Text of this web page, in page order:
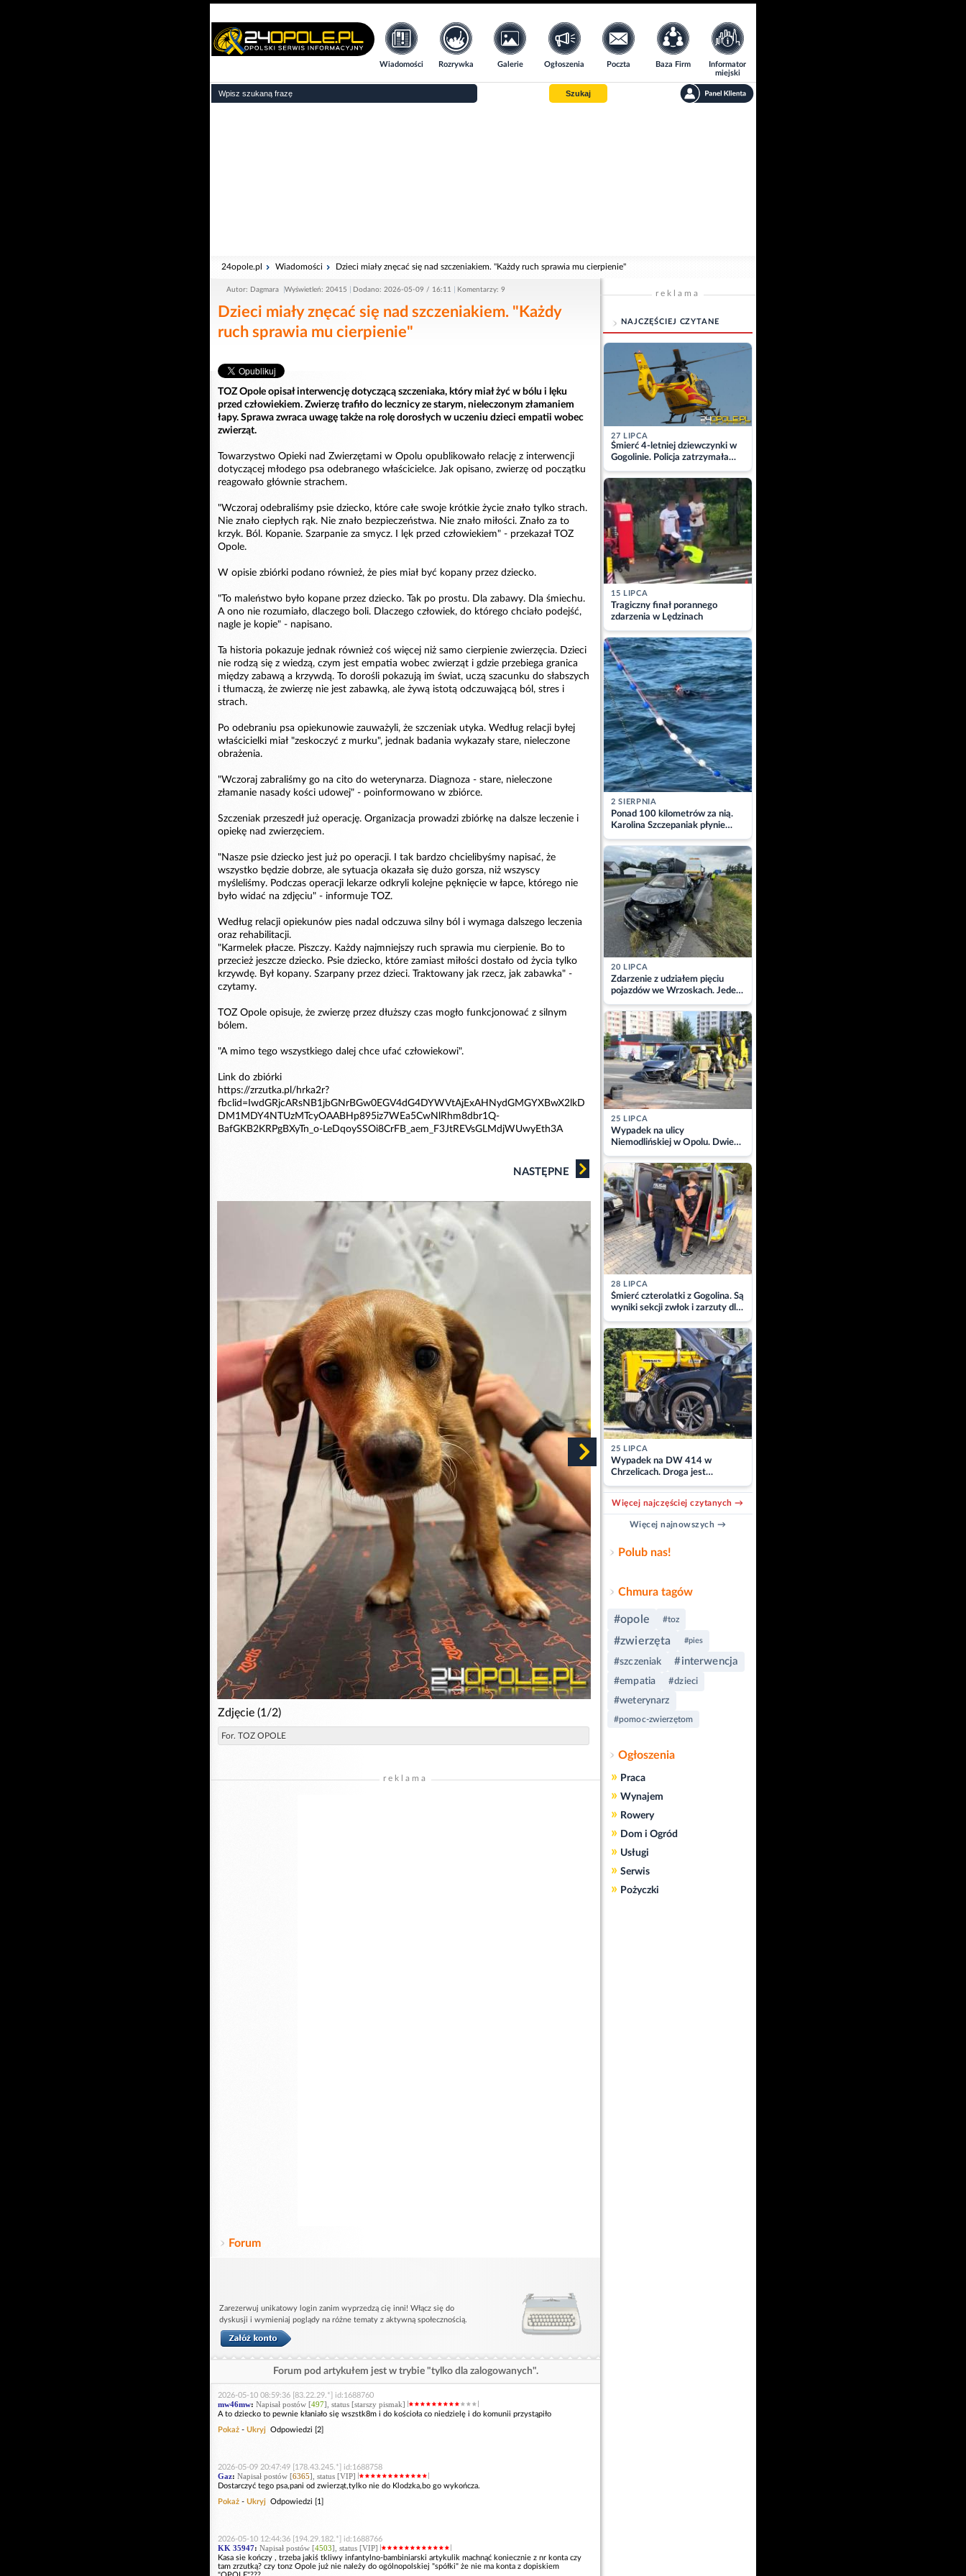
Wiadomości Rozrywka Galerie Ogłoszenia Poczta Baza Firm
Informator
miejski
Szukaj
24opole.pl Wiadomości Dzieci miały znęcać się nad szczeniakiem. "Każdy ruch sprawia mu cierpienie"
Autor: Dagmara Wyświetleń: 20415 Dodano: 2026-05-09 / 16:11 Komentarzy: 9
Dzieci miały znęcać się nad szczeniakiem. "Każdy
ruch sprawia mu cierpienie"
TOZ Opole opisał interwencję dotyczącą szczeniaka, który miał żyć w bólu i lęku
przed człowiekiem. Zwierzę trafiło do lecznicy ze starym, nieleczonym złamaniem
łapy. Sprawa zwraca uwagę także na rolę dorosłych w uczeniu dzieci empatii wobec
zwierząt.
Towarzystwo Opieki nad Zwierzętami w Opolu opublikowało relację z interwencji
dotyczącej młodego psa odebranego właścicielce. Jak opisano, zwierzę od początku
reagowało głównie strachem.
"Wczoraj odebraliśmy psie dziecko, które całe swoje krótkie życie znało tylko strach.
Nie znało ciepłych rąk. Nie znało bezpieczeństwa. Nie znało miłości. Znało za to
krzyk. Ból. Kopanie. Szarpanie za smycz. I lęk przed człowiekiem" - przekazał TOZ
Opole.
W opisie zbiórki podano również, że pies miał być kopany przez dziecko.
"To maleństwo było kopane przez dziecko. Tak po prostu. Dla zabawy. Dla śmiechu.
A ono nie rozumiało, dlaczego boli. Dlaczego człowiek, do którego chciało podejść,
nagle je kopie" - napisano.
Ta historia pokazuje jednak również coś więcej niż samo cierpienie zwierzęcia. Dzieci
nie rodzą się z wiedzą, czym jest empatia wobec zwierząt i gdzie przebiega granica
między zabawą a krzywdą. To dorośli pokazują im świat, uczą szacunku do słabszych
i tłumaczą, że zwierzę nie jest zabawką, ale żywą istotą odczuwającą ból, stres i
strach.
Po odebraniu psa opiekunowie zauważyli, że szczeniak utyka. Według relacji byłej
właścicielki miał "zeskoczyć z murku", jednak badania wykazały stare, nieleczone
obrażenia.
"Wczoraj zabraliśmy go na cito do weterynarza. Diagnoza - stare, nieleczone
złamanie nasady kości udowej" - poinformowano w zbiórce.
Szczeniak przeszedł już operację. Organizacja prowadzi zbiórkę na dalsze leczenie i
opiekę nad zwierzęciem.
"Nasze psie dziecko jest już po operacji. I tak bardzo chcielibyśmy napisać, że
wszystko będzie dobrze, ale sytuacja okazała się dużo gorsza, niż wszyscy
myśleliśmy. Podczas operacji lekarze odkryli kolejne pęknięcie w łapce, którego nie
było widać na zdjęciu" - informuje TOZ.
Według relacji opiekunów pies nadal odczuwa silny ból i wymaga dalszego leczenia
oraz rehabilitacji.
"Karmelek płacze. Piszczy. Każdy najmniejszy ruch sprawia mu cierpienie. Bo to
przecież jeszcze dziecko. Psie dziecko, które zamiast miłości dostało od życia tylko
krzywdę. Był kopany. Szarpany przez dzieci. Traktowany jak rzecz, jak zabawka" -
czytamy.
TOZ Opole opisuje, że zwierzę przez dłuższy czas mogło funkcjonować z silnym
bólem.
"A mimo tego wszystkiego dalej chce ufać człowiekowi".
Link do zbiórki
https://zrzutka.pl/hrka2r?
fbclid=IwdGRjcARsNB1jbGNrBGw0EGV4dG4DYWVtAjExAHNydGMGYXBwX2lkD
DM1MDY4NTUzMTcyOAABHp895iz7WEa5CwNlRhm8dbr1Q-
BafGKB2KRPgBXyTn_o-LeDqoySSOi8CrFB_aem_F3JtREVsGLMdjWUwyEth3A
NASTĘPNE
Zdjęcie (1/2)
For. TOZ OPOLE
reklama
Forum
Zarezerwuj unikatowy login zanim wyprzedzą cię inni! Włącz się do
dyskusji i wymieniaj poglądy na różne tematy z aktywną społecznością.
Forum pod artykułem jest w trybie "tylko dla zalogowanych".
2026-05-10 08:59:36 [83.22.29.*] id:1688760
mw46mw: Napisał postów [497], status [starszy pismak]
A to dziecko to pewnie kłaniało się wszstk8m i do kościoła co niedzielę i do komunii przystąpiło
Pokaż - Ukryj Odpowiedzi [2]
2026-05-09 20:47:49 [178.43.245.*] id:1688758
Gaz: Napisał postów [6365], status [VIP]
Dostarczyć tego psa,pani od zwierząt,tylko nie do Klodzka,bo go wykończa.
Pokaż - Ukryj Odpowiedzi [1]
2026-05-10 12:44:36 [194.29.182.*] id:1688766
KK 35947: Napisał postów [4503], status [VIP]
Kasa sie kończy , trzeba jakiś tkliwy infantylno-bambiniarski artykulik machnąć koniecznie z nr konta czy
tam zrzutką? czy tonz Opole już nie należy do ogólnopolskiej "spółki" że nie ma konta z dopiskiem
reklama
NAJCZĘŚCIEJ CZYTANE
27 LIPCA
Śmierć 4-letniej dziewczynki w
Gogolinie. Policja zatrzymała
matkę
15 LIPCA
Tragiczny finał porannego
zdarzenia w Lędzinach
2 SIERPNIA
Ponad 100 kilometrów za nią.
Karolina Szczepaniak płynie
przez Bałtyk dla Piotra.
Aktualizacja
20 LIPCA
Zdarzenie z udziałem pięciu
pojazdów we Wrzoskach. Jeden
z kierowców zabrany w
kajdankach
25 LIPCA
Wypadek na ulicy
Niemodlińskiej w Opolu. Dwie
osoby w szpitalu
28 LIPCA
Śmierć czterolatki z Gogolina. Są
wyniki sekcji zwłok i zarzuty dla
matki
25 LIPCA
Wypadek na DW 414 w
Chrzelicach. Droga jest
zablokowana
Więcej najczęściej czytanych →
Więcej najnowszych →
Polub nas!
Chmura tagów
#opole #toz
#zwierzęta #pies
#szczeniak #interwencja
#empatia #dzieci
#weterynarz
#pomoc-zwierzętom
Ogłoszenia
» Praca
» Wynajem
» Rowery
» Dom i Ogród
» Usługi
» Serwis
» Pożyczki